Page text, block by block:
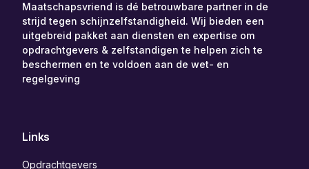
Maatschapsvriend is dé betrouwbare partner in de
strijd tegen schijnzelfstandigheid. Wij bieden een
uitgebreid pakket aan diensten en expertise om
opdrachtgevers & zelfstandigen te helpen zich te
beschermen en te voldoen aan de wet- en
regelgeving
Links
Opdrachtgevers